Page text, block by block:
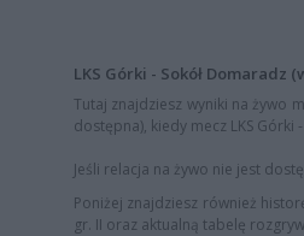
LKS Górki - Sokół Domaradz
Tutaj znajdziesz wyniki na żywo
dostępna), kiedy mecz LKS Górki
Jeśli relacja na żywo nie jest
Poniżej znajdziesz również
gr. II oraz aktualną tabelę